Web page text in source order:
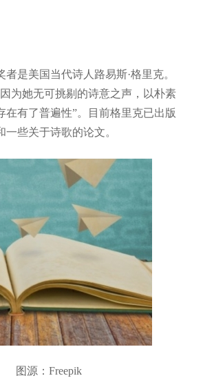
是美国当代诗人路易斯·格里克。
为她无可挑剔的诗意之声，以朴素
在有了普遍性”。目前格里克已出版
一些关于诗歌的论文。
图源：Freepik